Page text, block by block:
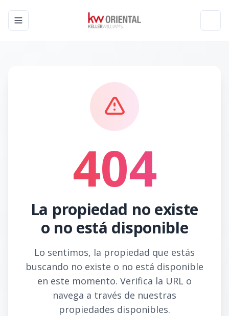
Toggle navigation menu
404
La propiedad no existe
o no está disponible
Lo sentimos, la propiedad que estás
buscando no existe o no está disponible
en este momento. Verifica la URL o
navega a través de nuestras
propiedades disponibles.